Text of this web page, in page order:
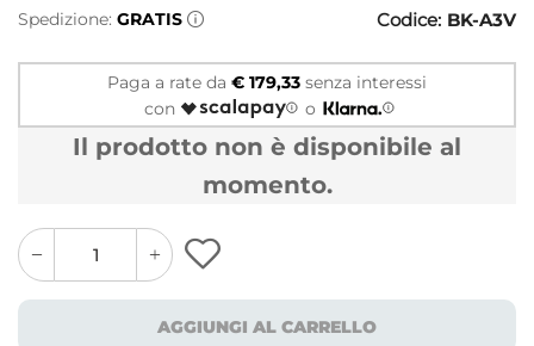
Spedizione: GRATIS Codice: BK-A3V
Paga a rate da € 179,33 senza interessi
con
o
Il prodotto non è disponibile al
momento.
quantity
button
quantity
minus
button
AGGIUNGI AL CARRELLO